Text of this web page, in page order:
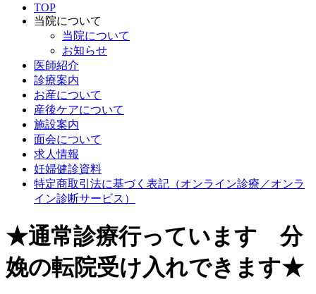
TOP
当院について
当院について
お知らせ
医師紹介
診療案内
お産について
産後ケアについて
施設案内
面会について
求人情報
妊婦健診資料
特定商取引法に基づく表記（オンライン診療／オンラ
イン診断サービス）
★通常診療行っています 分
娩の転院受け入れできます★